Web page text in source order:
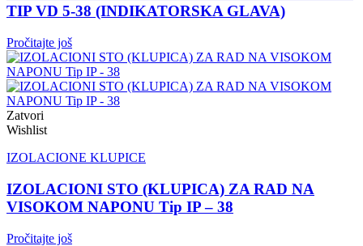
TIP VD 5-38 (INDIKATORSKA GLAVA)
Pročitajte još
Zatvori
Wishlist
IZOLACIONE KLUPICE
IZOLACIONI STO (KLUPICA) ZA RAD NA
VISOKOM NAPONU Tip IP – 38
Pročitajte još